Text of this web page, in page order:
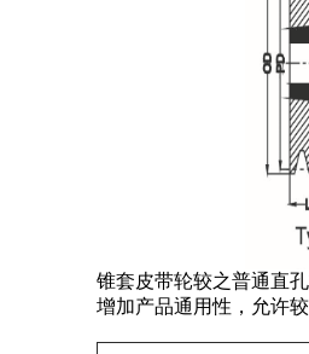
锥套皮带轮较之普通直
增加产品通用性，允许